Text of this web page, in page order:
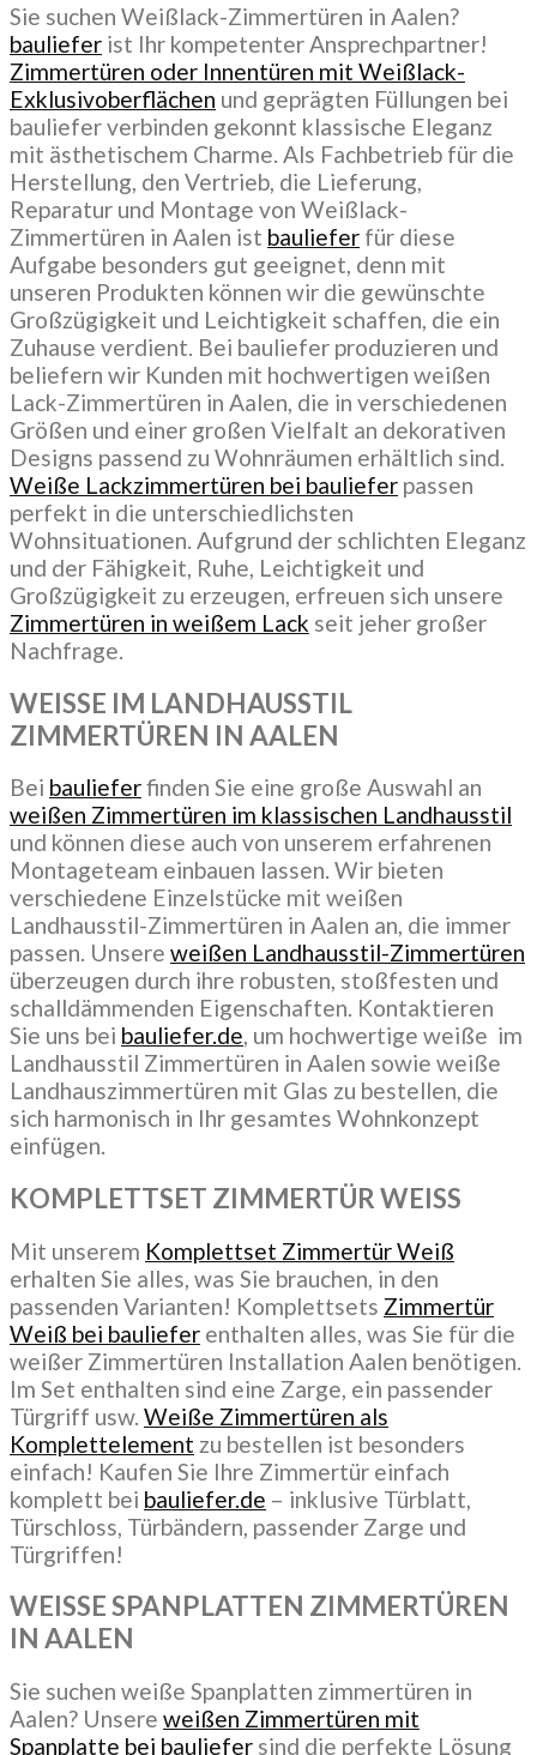
Sie suchen Weißlack-Zimmertüren in Aalen?
bauliefer ist Ihr kompetenter Ansprechpartner!
Zimmertüren oder Innentüren mit Weißlack-
Exklusivoberflächen und geprägten Füllungen bei
bauliefer verbinden gekonnt klassische Eleganz
mit ästhetischem Charme. Als Fachbetrieb für die
Herstellung, den Vertrieb, die Lieferung,
Reparatur und Montage von Weißlack-
Zimmertüren in Aalen ist bauliefer für diese
Aufgabe besonders gut geeignet, denn mit
unseren Produkten können wir die gewünschte
Großzügigkeit und Leichtigkeit schaffen, die ein
Zuhause verdient. Bei bauliefer produzieren und
beliefern wir Kunden mit hochwertigen weißen
Lack-Zimmertüren in Aalen, die in verschiedenen
Größen und einer großen Vielfalt an dekorativen
Designs passend zu Wohnräumen erhältlich sind.
Weiße Lackzimmertüren bei bauliefer passen
perfekt in die unterschiedlichsten
Wohnsituationen. Aufgrund der schlichten Eleganz
und der Fähigkeit, Ruhe, Leichtigkeit und
Großzügigkeit zu erzeugen, erfreuen sich unsere
Zimmertüren in weißem Lack seit jeher großer
Nachfrage.
WEISSE IM LANDHAUSSTIL
ZIMMERTÜREN IN AALEN
Bei baulieferfinden Sie eine große Auswahl an
weißen Zimmertüren im klassischen Landhausstil
und können diese auch von unserem erfahrenen
Montageteam einbauen lassen. Wir bieten
verschiedene Einzelstücke mit weißen
Landhausstil-Zimmertüren in Aalen an, die immer
passen. Unsere weißen Landhausstil-Zimmertüren
überzeugen durch ihre robusten, stoßfesten und
schalldämmenden Eigenschaften. Kontaktieren
Sie uns bei bauliefer.de, um hochwertige weiße im
Landhausstil Zimmertüren in Aalen sowie weiße
Landhauszimmertüren mit Glas zu bestellen, die
sich harmonisch in Ihr gesamtes Wohnkonzept
einfügen.
KOMPLETTSET ZIMMERTÜR WEISS
Mit unserem Komplettset Zimmertür Weiß
erhalten Sie alles, was Sie brauchen, in den
passenden Varianten! Komplettsets Zimmertür
Weiß bei bauliefer enthalten alles, was Sie für die
weißer Zimmertüren Installation Aalen benötigen.
Im Set enthalten sind eine Zarge, ein passender
Türgriff usw. Weiße Zimmertüren als
Komplettelement zu bestellen ist besonders
einfach! Kaufen Sie Ihre Zimmertür einfach
komplett bei bauliefer.de – inklusive Türblatt,
Türschloss, Türbändern, passender Zarge und
Türgriffen!
WEISSE SPANPLATTEN ZIMMERTÜREN
IN AALEN
Sie suchen weiße Spanplatten zimmertüren in
Aalen? Unsere weißen Zimmertüren mit
Spanplatte bei bauliefer sind die perfekte Lösung